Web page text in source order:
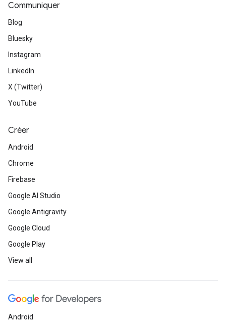
Communiquer
Blog
Bluesky
Instagram
LinkedIn
X (Twitter)
YouTube
Créer
Android
Chrome
Firebase
Google AI Studio
Google Antigravity
Google Cloud
Google Play
View all
Android